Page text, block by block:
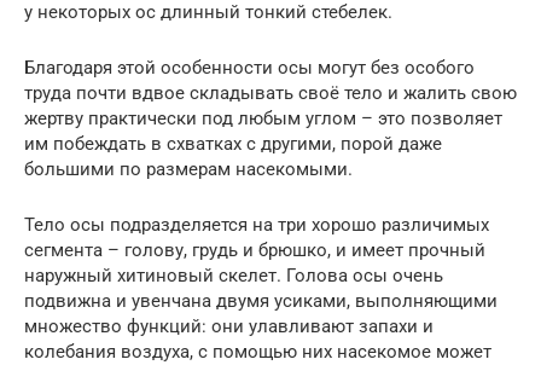
у некоторых ос длинный тонкий стебелек.
Благодаря этой особенности осы могут без особого
труда почти вдвое складывать своё тело и жалить свою
жертву практически под любым углом – это позволяет
им побеждать в схватках с другими, порой даже
большими по размерам насекомыми.
Тело осы подразделяется на три хорошо различимых
сегмента – голову, грудь и брюшко, и имеет прочный
наружный хитиновый скелет. Голова осы очень
подвижна и увенчана двумя усиками, выполняющими
множество функций: они улавливают запахи и
колебания воздуха, с помощью них насекомое может